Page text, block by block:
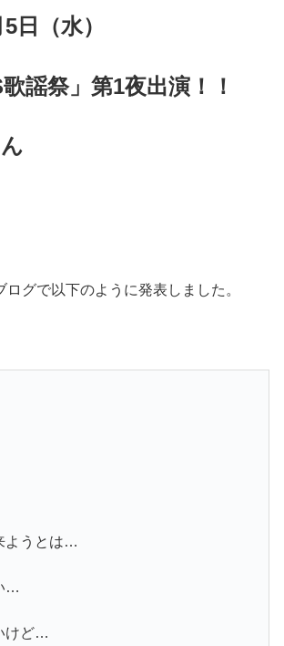
日（水）
歌謡祭」第1夜出演！！
ログで以下のように発表しました。
ようとは…
…
けど…